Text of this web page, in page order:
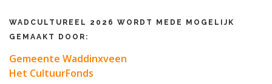
WADCULTUREEL 2026 WORDT MEDE MOGELIJK
GEMAAKT DOOR:
Gemeente Waddinxveen
Het CultuurFonds